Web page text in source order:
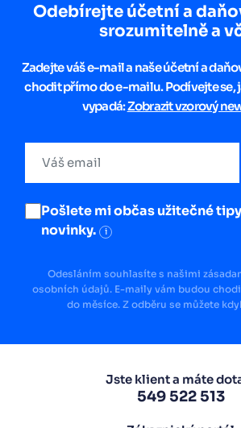
Odebírejte účetní a
srozumitelně a
Zadejte váš e-mail a naše účetní a
chodit přímo do e-mailu. Podívejte se,
vypadá:Zobrazit vzorový
Pošlete mi občas užitečné
novinky.
i
Odesláním souhlasíte s našimi
osobních údajů. E-maily vám budou
do měsíce. Z odběru se můžete
Jste klient a máte
549 522 513